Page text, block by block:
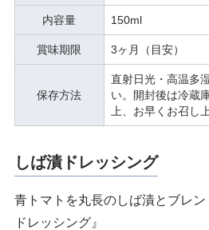
内容量 150ml
賞味期限 3ヶ月（目安）
保存方法
直射日光・高温多
い。開封後は冷蔵
上、お早くお召し
しば漬ドレッシング
青トマトを丸長のしば漬とブレ
ドレッシング』